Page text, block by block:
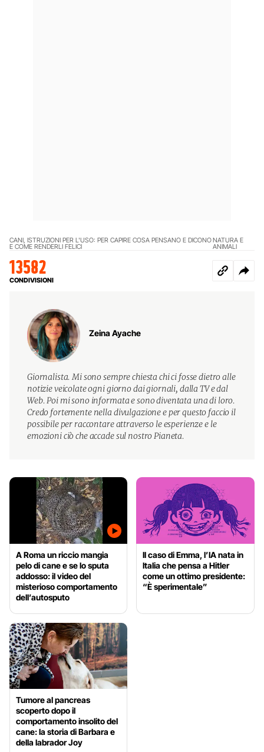
CANI, ISTRUZIONI PER L'USO: PER CAPIRE COSA PENSANO E DICONO
E COME RENDERLI FELICI
NATURA E
ANIMALI
13582
CONDIVISIONI
Zeina Ayache
Giornalista. Mi sono sempre chiesta chi ci fosse dietro alle
notizie veicolate ogni giorno dai giornali, dalla TV e dal
Web. Poi mi sono informata e sono diventata una di loro.
Credo fortemente nella divulgazione e per questo faccio il
possibile per raccontare attraverso le esperienze e le
emozioni ciò che accade sul nostro Pianeta.
A Roma un riccio mangia
pelo di cane e se lo sputa
addosso: il video del
misterioso comportamento
dell’autosputo
Il caso di Emma, l’IA nata in
Italia che pensa a Hitler
come un ottimo presidente:
“È sperimentale”
Tumore al pancreas
scoperto dopo il
comportamento insolito del
cane: la storia di Barbara e
della labrador Joy